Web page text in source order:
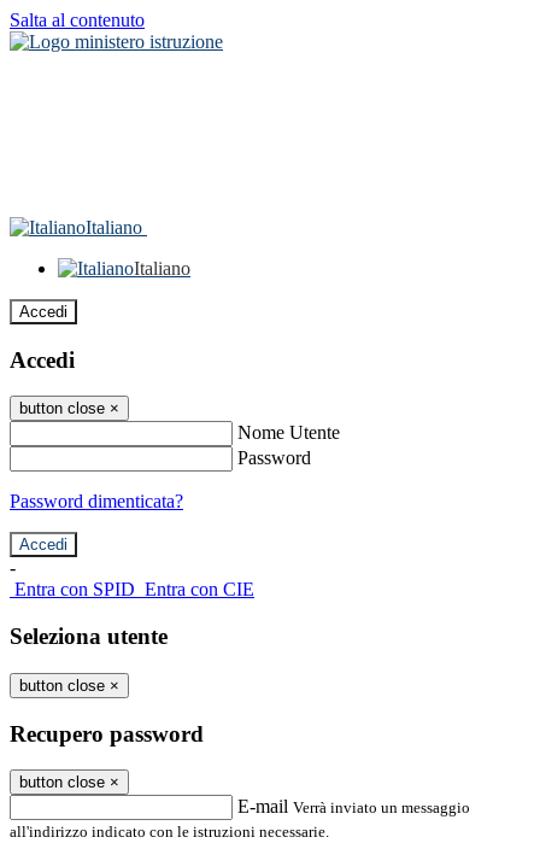
Salta al contenuto
Italiano
Italiano
Accedi
Accedi
button close ×
Nome Utente
Password
Password dimenticata?
-
Entra con SPID Entra con CIE
Seleziona utente
button close ×
Recupero password
button close ×
E-mail Verrà inviato un messaggio
all'indirizzo indicato con le istruzioni necessarie.